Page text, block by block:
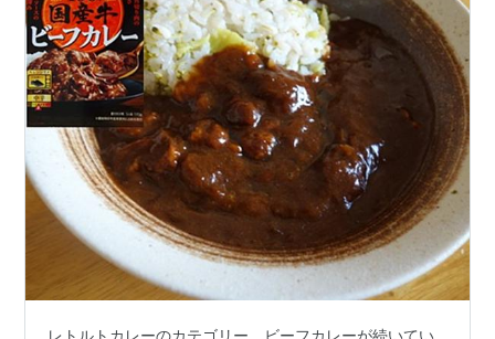
レトルトカレーのカテゴリー、ビーフカレーが続いてい